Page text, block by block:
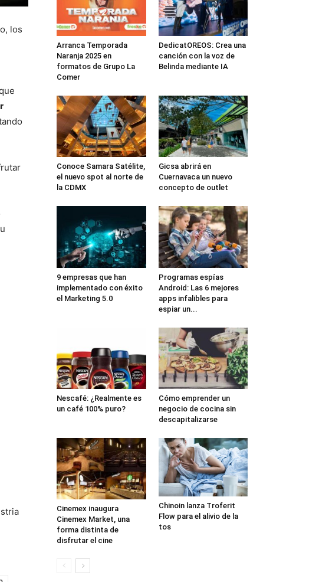
los
Arranca Temporada
Naranja 2025 en
formatos de Grupo La
Comer
DedicatOREOS: Crea una
canción con la voz de
Belinda mediante IA
Conoce Samara Satélite,
el nuevo spot al norte de
la CDMX
Gicsa abrirá en
Cuernavaca un nuevo
concepto de outlet
9 empresas que han
implementado con éxito
el Marketing 5.0
Programas espías
Android: Las 6 mejores
apps infalibles para
espiar un...
Nescafé: ¿Realmente es
un café 100% puro?
Cómo emprender un
negocio de cocina sin
descapitalizarse
Cinemex inaugura
Cinemex Market, una
forma distinta de
disfrutar el cine
Chinoin lanza Troferit
Flow para el alivio de la
tos